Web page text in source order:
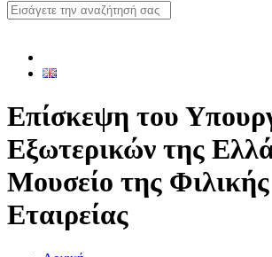
Επίσκεψη του
Εξωτερικών της
Μουσείο της Φιλικής
Εταιρείας